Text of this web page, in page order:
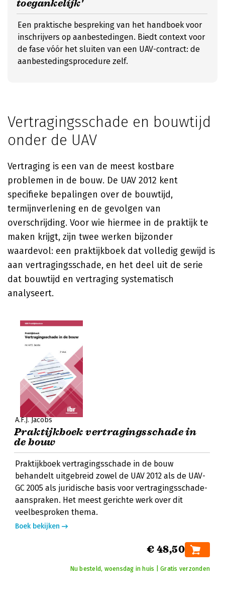
toegankelijk'
Een praktische bespreking van het handboek voor
inschrijvers op aanbestedingen. Biedt context voor
de fase vóór het sluiten van een UAV-contract: de
aanbestedingsprocedure zelf.
Vertragingsschade en bouwtijd
onder de UAV
Vertraging is een van de meest kostbare
problemen in de bouw. De UAV 2012 kent
specifieke bepalingen over de bouwtijd,
termijnverlening en de gevolgen van
overschrijding. Voor wie hiermee in de praktijk te
maken krijgt, zijn twee werken bijzonder
waardevol: een praktijkboek dat volledig gewijd is
aan vertragingsschade, en het deel uit de serie
dat bouwtijd en vertraging systematisch
analyseert.
A.F.J. Jacobs
Praktijkboek vertragingsschade in
de bouw
Praktijkboek vertragingsschade in de bouw
behandelt uitgebreid zowel de UAV 2012 als de UAV-
GC 2005 als juridische basis voor vertragingsschade-
aanspraken. Het meest gerichte werk over dit
veelbesproken thema.
Boek bekijken
€ 48,50
Nu besteld, woensdag in huis | Gratis verzonden